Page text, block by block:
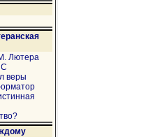
Лютера
веры